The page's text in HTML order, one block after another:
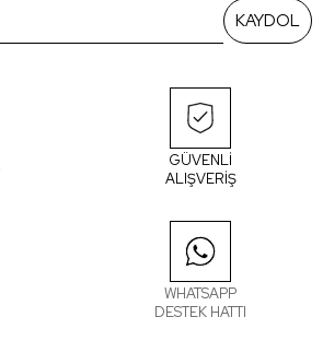
KAYDOL
GÜVENLİ
ALIŞVERİŞ
WHATSAPP
DESTEK HATTI